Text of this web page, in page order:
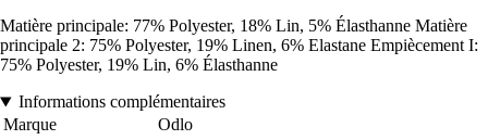
Matière principale: 77% Polyester, 18% Lin, 5% Élasthanne Matière
principale 2: 75% Polyester, 19% Linen, 6% Elastane Empiècement I:
75% Polyester, 19% Lin, 6% Élasthanne
Informations complémentaires
Marque
Odlo